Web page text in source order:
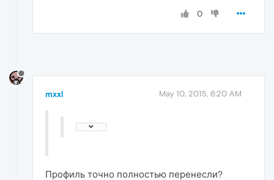
0
mxxl May 10, 2015, 6:20 AM
Профиль точно полностью перенесли?